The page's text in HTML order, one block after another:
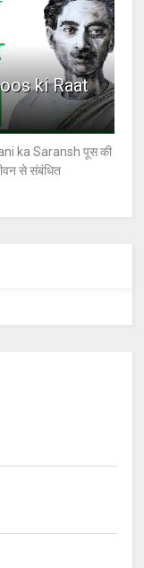
ki Raat
ka Saransh पूस की
से संबंधित